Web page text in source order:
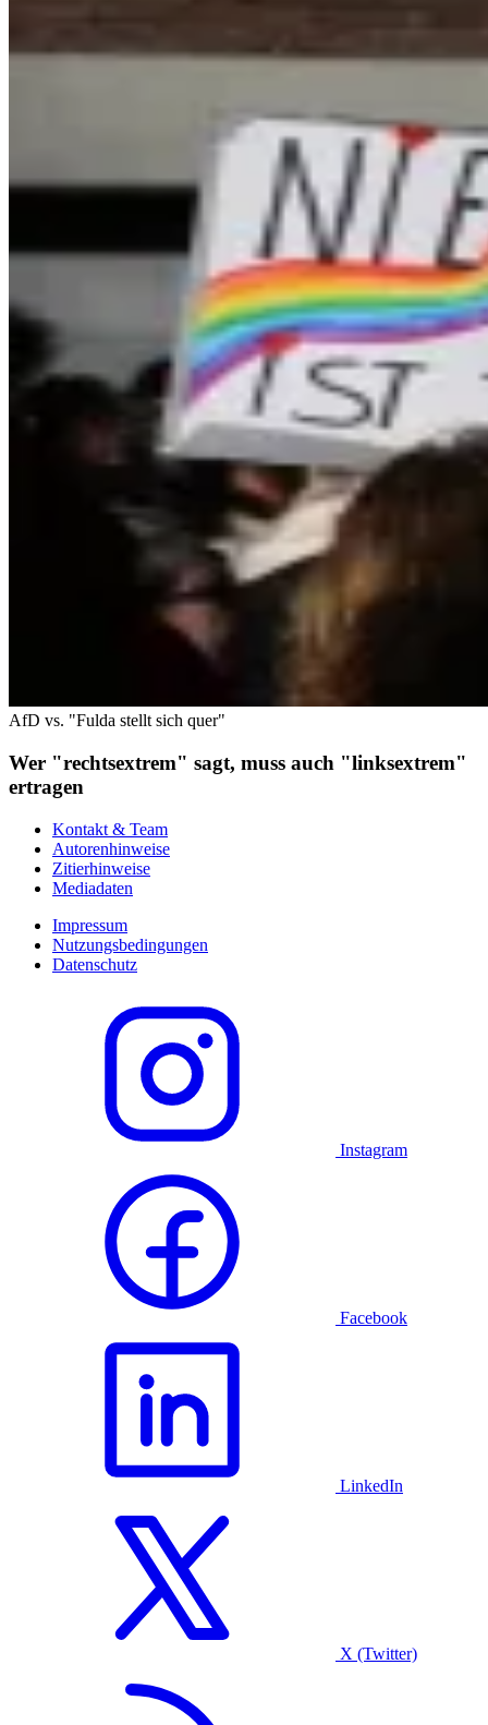
AfD vs. "Fulda stellt sich quer"
Wer "rechtsextrem" sagt, muss auch "linksextrem"
ertragen
Kontakt & Team
Autorenhinweise
Zitierhinweise
Mediadaten
Impressum
Nutzungsbedingungen
Datenschutz
Instagram
Facebook
LinkedIn
X (Twitter)